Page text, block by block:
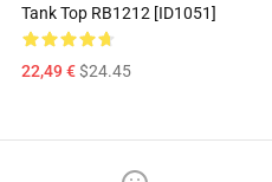
Tank Top RB1212 [ID1051]
22,49 €$24.45